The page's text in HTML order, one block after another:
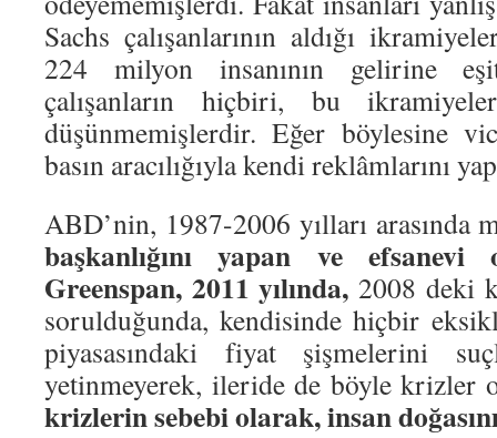
Sachs çalışanlarının aldığı
224 milyon insanının gelirine
çalışanların hiçbiri, bu
düşünmemişlerdir. Eğer böylesine
basın aracılığıyla kendi reklâmlarını
ABD’nin, 1987-2006 yılları arasında
başkanlığını yapan ve
Greenspan, 2011 yılında, 2008 deki
sorulduğunda, kendisinde hiçbir
piyasasındaki fiyat şişmelerini
yetinmeyerek, ileride de böyle krizler
krizlerin sebebi olarak, insan